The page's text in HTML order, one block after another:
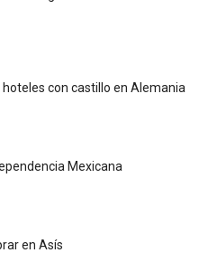
hoteles con castillo en Alemania
Mexicana
en Asís